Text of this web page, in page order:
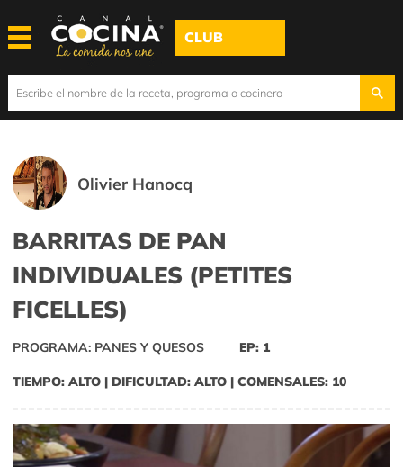
CLUB
Olivier Hanocq
BARRITAS DE PAN
INDIVIDUALES (PETITES
FICELLES)
PROGRAMA: PANES Y QUESOS EP: 1
TIEMPO: ALTO | DIFICULTAD: ALTO | COMENSALES: 10